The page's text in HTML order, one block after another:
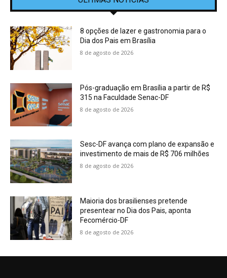
8 opções de lazer e gastronomia para o
Dia dos Pais em Brasília
8 de agosto de 2026
Pós-graduação em Brasília a partir de R$
315 na Faculdade Senac-DF
8 de agosto de 2026
Sesc-DF avança com plano de expansão e
investimento de mais de R$ 706 milhões
8 de agosto de 2026
Maioria dos brasilienses pretende
presentear no Dia dos Pais, aponta
Fecomércio-DF
8 de agosto de 2026